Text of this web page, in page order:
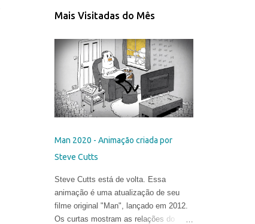
Mais Visitadas do Mês
Man 2020 - Animação criada por
Steve Cutts
Steve Cutts está de volta. Essa
animação é uma atualização de seu
filme original "Man", lançado em 2012.
Os curtas mostram as relações do